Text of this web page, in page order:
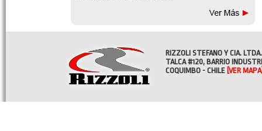
RIZZOLI STEFANO Y CIA. LTDA.
TALCA #120, BARRIO
COQUIMBO - CHILE [VER